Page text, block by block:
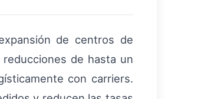
de centros de
de hasta un
con carriers.